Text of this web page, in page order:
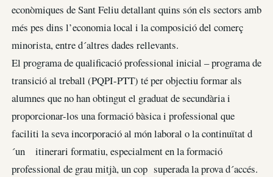
econòmiques de Sant Feliu detallant quins són els sectors amb
més pes dins l’economia local i la composició del comerç
minorista, entre d´altres dades rellevants.
El programa de qualificació professional inicial – programa de
transició al treball (PQPI-PTT) té per objectiu formar als
alumnes que no han obtingut el graduat de secundària i
proporcionar-los una formació bàsica i professional que
faciliti la seva incorporació al món laboral o la continuïtat d
´un itinerari formatiu, especialment en la formació
professional de grau mitjà, un cop superada la prova d´accés.